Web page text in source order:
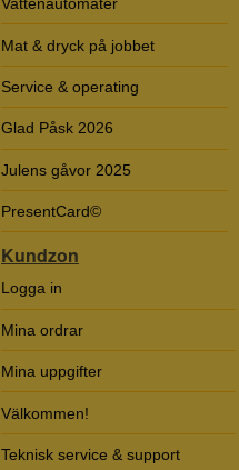
Mat & dryck på jobbet
Service & operating
Glad Påsk 2026
Julens gåvor 2025
PresentCard©
Kundzon
Logga in
Mina ordrar
Mina uppgifter
Välkommen!
Teknisk service & support